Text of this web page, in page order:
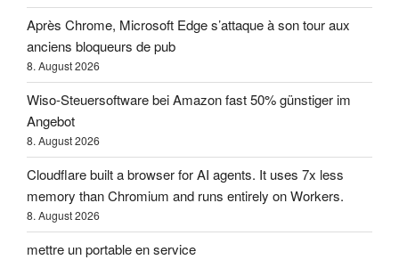
Après Chrome, Microsoft Edge s’attaque à son tour aux
anciens bloqueurs de pub
8. August 2026
Wiso-Steuersoftware bei Amazon fast 50% günstiger im
Angebot
8. August 2026
Cloudflare built a browser for AI agents. It uses 7x less
memory than Chromium and runs entirely on Workers.
8. August 2026
mettre un portable en service